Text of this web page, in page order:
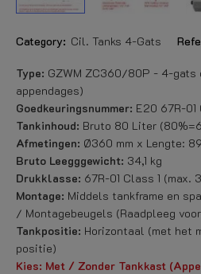
Category: Cil. Tanks 4-Gats
Type: GZWM ZC360/80P - 4-
appendages)
Goedkeuringsnummer: E20 67R-01
Tankinhoud: Bruto 80 Liter
Afmetingen: Ø360 mm x Lengte:
Bruto Leegggewicht: 34,1 kg
Drukklasse: 67R-01 Class 1 (max.
Montage: Middels tankframe en
/ Montagebeugels (Raadpleeg
Tankpositie: Horizontaal (met het
positie)
Kies: Met / Zonder Tankkast